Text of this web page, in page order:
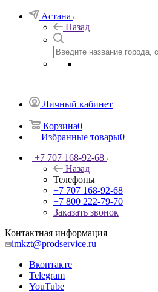
Астана
Назад
Личный кабинет
Корзина0
Избранные товары0
+7 707 168-92-68
Назад
Телефоны
+7 707 168-92-68
+7 800 222-79-70
Заказать звонок
Контактная информация
imkzt@prodservice.ru
Вконтакте
Telegram
YouTube